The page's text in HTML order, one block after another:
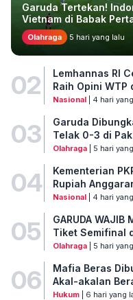
Garuda Tertekan!
Vietnam di Babak
Olahraga 5 hari yang lalu
02
Lemhannas RI
Raih Opini WTP
Nasional| 4 hari
03
Garuda
Telak 0-3 di
Olahraga| 5 hari
04
Kementerian
Rupiah
Nasional| 4 hari
05
GARUDA WAJIB
Tiket Semifinal
Olahraga| 5 hari
06
Mafia Beras
Akal-akalan
Hukum| 6 hari yang